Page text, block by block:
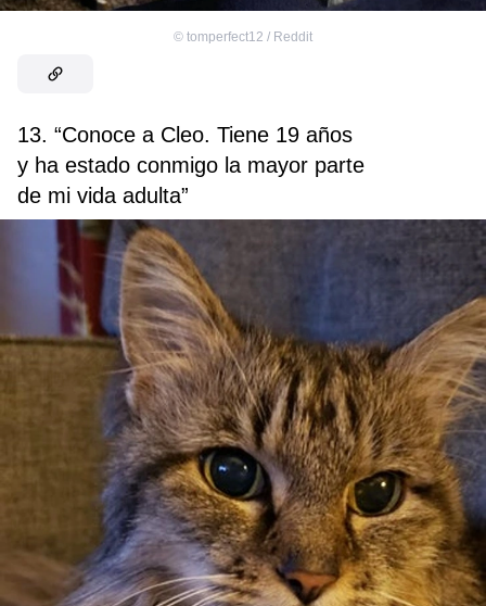
© tomperfect12 / Reddit
13. “Conoce a Cleo. Tiene 19 años
y ha estado conmigo la mayor parte
de mi vida adulta”